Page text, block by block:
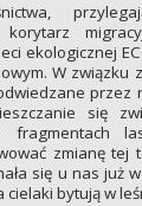
ekologicznej
W związku
przez
się
zmianę tej
się u nas już
cielaki bytują w